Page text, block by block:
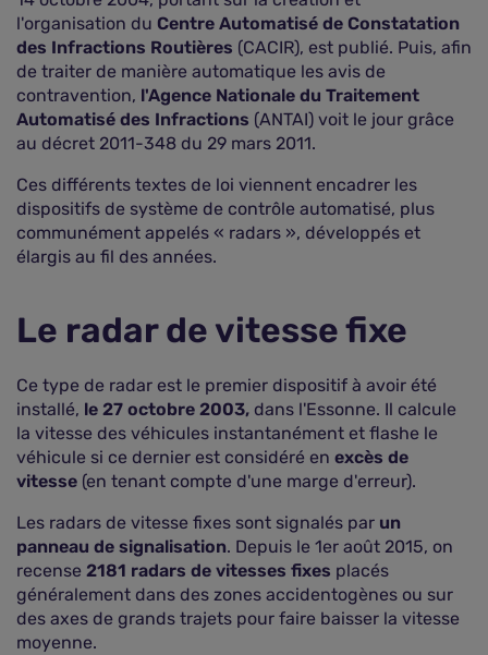
l'organisation du Centre Automatisé de Constatation
des Infractions Routières (CACIR), est publié. Puis, afin
de traiter de manière automatique les avis de
contravention, l'Agence Nationale du Traitement
Automatisé des Infractions (ANTAI) voit le jour grâce
au décret 2011-348 du 29 mars 2011.
Ces différents textes de loi viennent encadrer les
dispositifs de système de contrôle automatisé, plus
communément appelés « radars », développés et
élargis au fil des années.
Le radar de vitesse fixe
Ce type de radar est le premier dispositif à avoir été
installé, le 27 octobre 2003, dans l'Essonne. Il calcule
la vitesse des véhicules instantanément et flashe le
véhicule si ce dernier est considéré en excès de
vitesse (en tenant compte d'une marge d'erreur).
Les radars de vitesse fixes sont signalés par un
panneau de signalisation. Depuis le 1er août 2015, on
recense 2181 radars de vitesses fixes placés
généralement dans des zones accidentogènes ou sur
des axes de grands trajets pour faire baisser la vitesse
moyenne.